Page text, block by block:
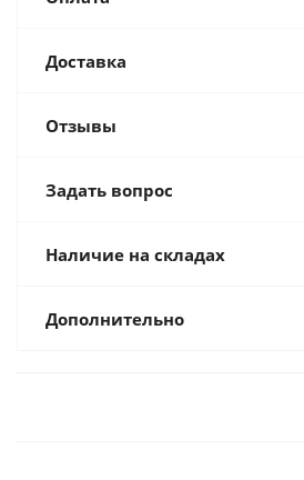
Доставка
Отзывы
Задать вопрос
Наличие на складах
Дополнительно